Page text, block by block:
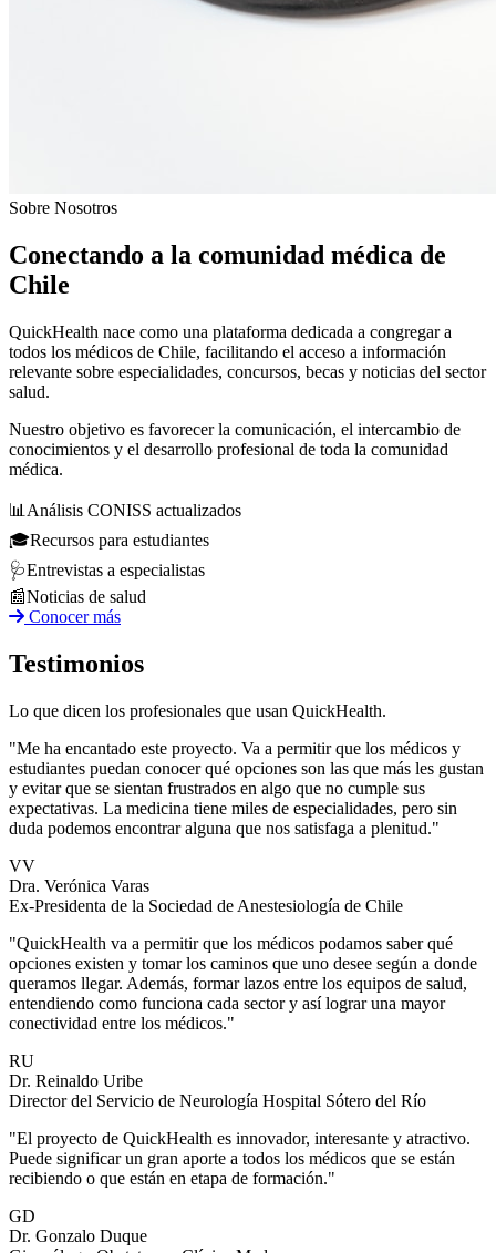
Sobre Nosotros
Conectando a la comunidad médica de
Chile
QuickHealth nace como una plataforma dedicada a congregar a
todos los médicos de Chile, facilitando el acceso a información
relevante sobre especialidades, concursos, becas y noticias del sector
salud.
Nuestro objetivo es favorecer la comunicación, el intercambio de
conocimientos y el desarrollo profesional de toda la comunidad
médica.
📊 Análisis CONISS actualizados
🎓Recursos para estudiantes
🩺Entrevistas a especialistas
📰Noticias de salud
Conocer más
Testimonios
Lo que dicen los profesionales que usan QuickHealth.
"Me ha encantado este proyecto. Va a permitir que los médicos y
estudiantes puedan conocer qué opciones son las que más les gustan
y evitar que se sientan frustrados en algo que no cumple sus
expectativas. La medicina tiene miles de especialidades, pero sin
duda podemos encontrar alguna que nos satisfaga a plenitud."
VV
Dra. Verónica Varas
Ex-Presidenta de la Sociedad de Anestesiología de Chile
"QuickHealth va a permitir que los médicos podamos saber qué
opciones existen y tomar los caminos que uno desee según a donde
queramos llegar. Además, formar lazos entre los equipos de salud,
entendiendo como funciona cada sector y así lograr una mayor
conectividad entre los médicos."
RU
Dr. Reinaldo Uribe
Director del Servicio de Neurología Hospital Sótero del Río
"El proyecto de QuickHealth es innovador, interesante y atractivo.
Puede significar un gran aporte a todos los médicos que se están
recibiendo o que están en etapa de formación."
GD
Dr. Gonzalo Duque